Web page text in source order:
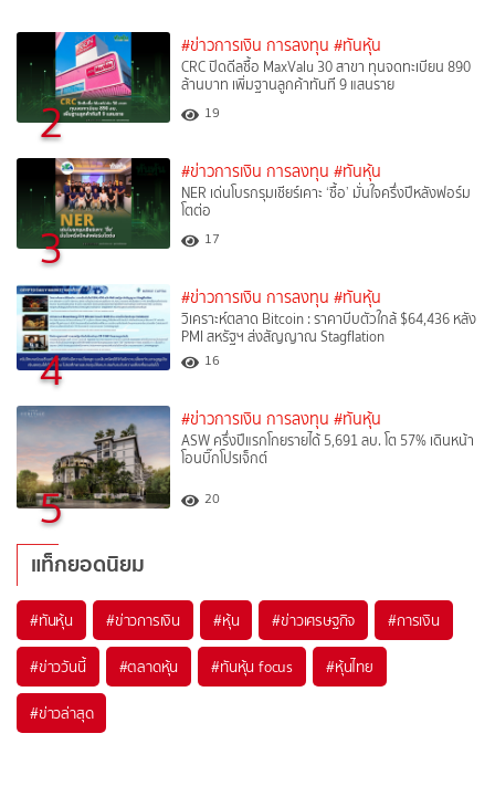
2
#ข่าวการเงิน การลงทุน #ทันหุ้น
CRC ปิดดีลซื้อ MaxValu 30 สาขา ทุนจดทะเบียน 890
ล้านบาท เพิ่มฐานลูกค้าทันที 9 แสนราย
19
3
#ข่าวการเงิน การลงทุน #ทันหุ้น
NER เด่นโบรกรุมเชียร์เคาะ ‘ซื้อ’ มั่นใจครึ่งปีหลังฟอร์ม
โตต่อ
17
4
#ข่าวการเงิน การลงทุน #ทันหุ้น
วิเคราะห์ตลาด Bitcoin : ราคาบีบตัวใกล้ $64,436 หลัง
PMI สหรัฐฯ ส่งสัญญาณ Stagflation
16
5
#ข่าวการเงิน การลงทุน #ทันหุ้น
ASW ครึ่งปีแรกโกยรายได้ 5,691 ลบ. โต 57% เดินหน้า
โอนบิ๊กโปรเจ็กต์
20
แท็กยอดนิยม
#ทันหุ้น #ข่าวการเงิน #หุ้น #ข่าวเศรษฐกิจ #การเงิน
#ข่าววันนี้ #ตลาดหุ้น #ทันหุ้น focus #หุ้นไทย
#ข่าวล่าสุด